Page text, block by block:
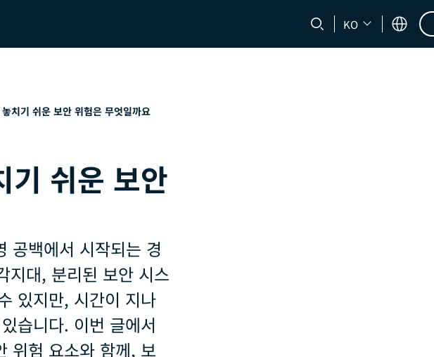
KO
문의처 채용 정보
치기 쉬운 보안 위험은 무엇일까요
기 쉬운 보안
공백에서 시작되는 경
지대, 분리된 보안 시스
있지만, 시간이 지나
습니다. 이번 글에서
위험 요소와 함께, 보